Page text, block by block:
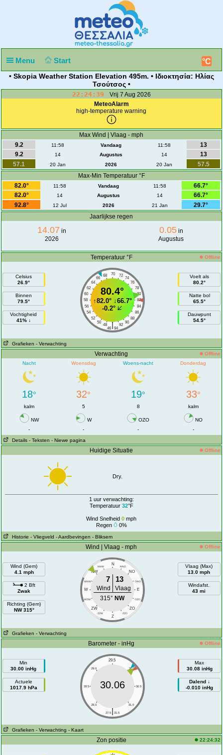
Menu Start °C
• Skopia Weather Station Elevation 495m. • Ιδιοκτησία: Ηλίας
Τσούτσος •
22:24:39
Vrij 7 Aug 2026
MeteoAlarm
high-temperature warning
Max Wind | Vlaag - mph
9.2
11:58 Vandaag 11:58
13
9.2
14 Augustus 14
13
57.1
20 Jan 2026 20 Jan
57.5
Max-Min Temperatuur °F
82.0°
11:58 Vandaag 11:58
66.7°
82.0°
14 Augustus 14
66.7°
92.8°
12 Jul 2026 21 Jan
29.7°
Jaarlijkse regen
14.07 in
2026
0.05in
Augustus
Temperatuur °F Offline
Celsius
26.9°
Binnen
79.5°
Vochtigheid
41% ↓
70
68 72
66
74
64
76
62
78
60
80
58
82
56
84
54
86
52
88
50
90
48 92
|
46 94
80.4°
↑82.0°↓66.7°
-0.2°
Voelt als
80.2°
Natte bol
65.5°
Dauwpunt
54.5°
Grafieken - Verwachting
Verwachting
Offline
Nacht
Woensdag Woens-nacht Donderdag
18° 32° 19° 33°
kalm 5 8 kalm
NW W OZO
NO
-
- -
-
Details - Teksten - Niewe pagina
Huidige Situatie Offline
Dry.
1 uur verwachting:
Temperatuur 32°F
Wind Snelheid 0 mph
Regen
0%
Historie - Vliegveld - Aardbevingen - Bliksem
Wind | Vlaag - mph Offline
Wind (Gem)
4.1 mph
2 Bft
Zwak
Richting (Gem)
NW 315°
N
NNW NNO
NW NO
WNW ONO
W E
WZW OZO
ZW ZO
ZZW ZZO
Z
7 13
Wind
Vlaag
315° NW
Vlaag (Max)
13.0 mph
Windafst.
43 mi
Grafieken - Verwachting
Barometer - inHg Offline
Min
30.00 inHg
Actuele
1017.9 hPa
29.5
29.0 30.0
28.5 30.5
28.0 31.0
|
27.5 31.5
30.06
Max
30.08 inHg
Dalend ↓
-0.010 inHg
Grafieken - Verwachting - Kaart
Zon positie 22:24:32